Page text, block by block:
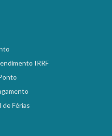
IRRF
de Férias